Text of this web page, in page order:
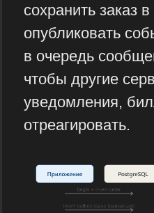
сохранить заказ
опубликовать
в очередь
чтобы другие
уведомления,
отреагировать.